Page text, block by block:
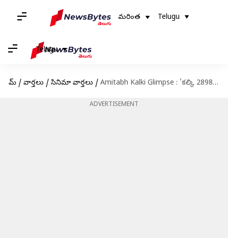
మరింత Telugu
Telugu
హోమ్ / వార్తలు / సినిమా వార్తలు / Amitabh Kalki Glimpse : 'కల్కి 2898 AD'.. అశ్వత్థామగా 'అమితాబ్‌'
ADVERTISEMENT